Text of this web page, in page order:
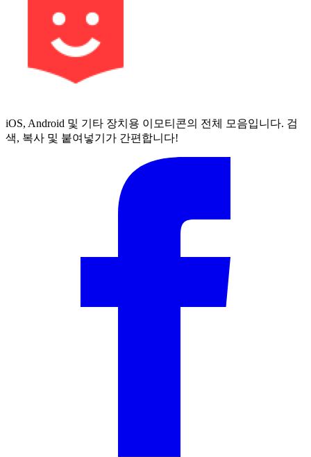
iOS, Android 및 기타 장치용 이모티콘의 전체 모음입니다. 검
색, 복사 및 붙여넣기가 간편합니다!